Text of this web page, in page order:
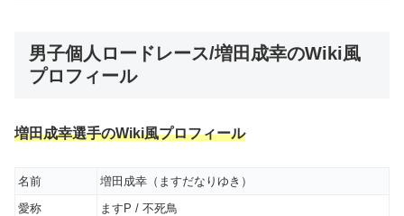
男子個人ロードレース/増田成幸のWiki風
プロフィール
増田成幸選手のWiki風プロフィール
名前
増田成幸（ますだなりゆき）
愛称
ますP / 不死鳥